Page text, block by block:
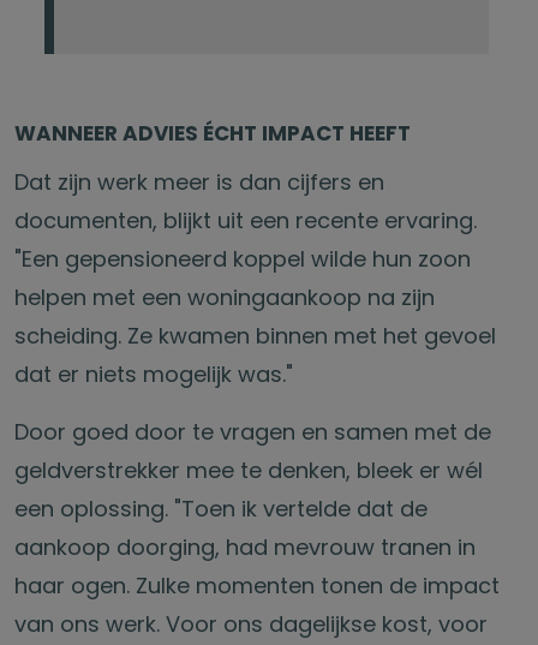
WANNEER ADVIES ÉCHT IMPACT HEEFT
Dat zijn werk meer is dan cijfers en
documenten, blijkt uit een recente ervaring.
"Een gepensioneerd koppel wilde hun zoon
helpen met een woningaankoop na zijn
scheiding. Ze kwamen binnen met het gevoel
dat er niets mogelijk was."
Door goed door te vragen en samen met de
geldverstrekker mee te denken, bleek er wél
een oplossing. "Toen ik vertelde dat de
aankoop doorging, had mevrouw tranen in
haar ogen. Zulke momenten tonen de impact
van ons werk. Voor ons dagelijkse kost, voor